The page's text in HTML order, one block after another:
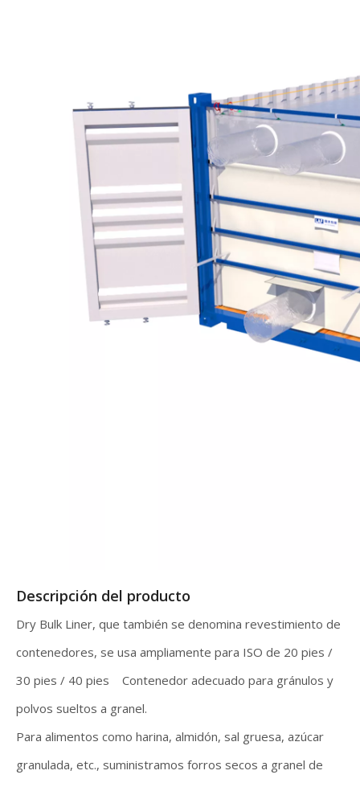
Descripción del producto
Dry Bulk Liner, que también se denomina revestimiento de
contenedores, se usa ampliamente para ISO de 20 pies /
30 pies / 40 pies Contenedor adecuado para gránulos y
polvos sueltos a granel.
Para alimentos como harina, almidón, sal gruesa, azúcar
granulada, etc., suministramos forros secos a granel de